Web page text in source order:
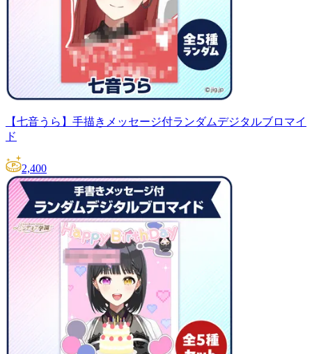
【七音うら】手描きメッセージ付ランダムデジタルブロマイ
ド
2,400